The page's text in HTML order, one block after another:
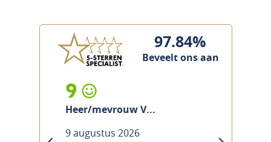
97.84%
Beveelt ons aan
9
Heer/mevrouw V...
9 augustus 2026